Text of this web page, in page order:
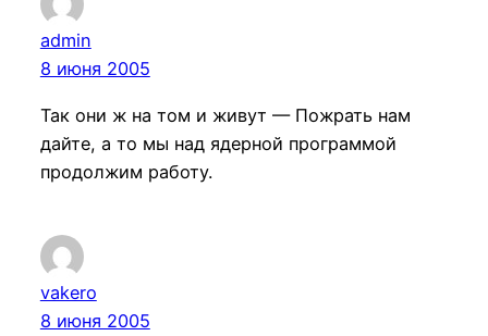
admin
8 июня 2005
Так они ж на том и живут — Пожрать нам
дайте, а то мы над ядерной программой
продолжим работу.
vakero
8 июня 2005